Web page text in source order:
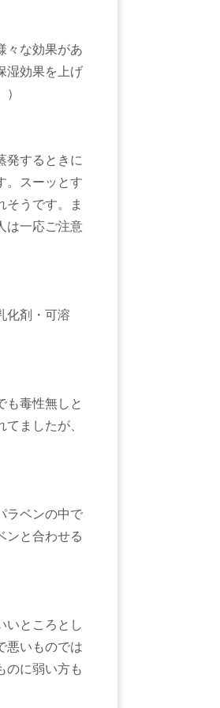
々な効果があ
湿効果を上げ
発するときに
。スーッとす
そうです。ま
は一応ご注意
化剤・可溶
も毒性無しと
ましたが、
ラベンの中で
ンと合わせる
いところとし
悪いものでは
のに弱い方も